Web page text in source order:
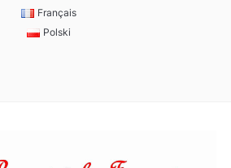
Français
Polski